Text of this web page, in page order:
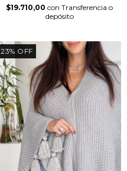
$19.710,00 con Transferencia o
depósito
23% OFF